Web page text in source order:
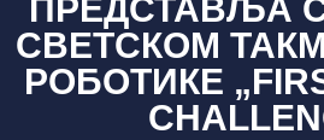
ПРЕДСТАВЉА
СВЕТСКОМ
РОБОТИКЕ